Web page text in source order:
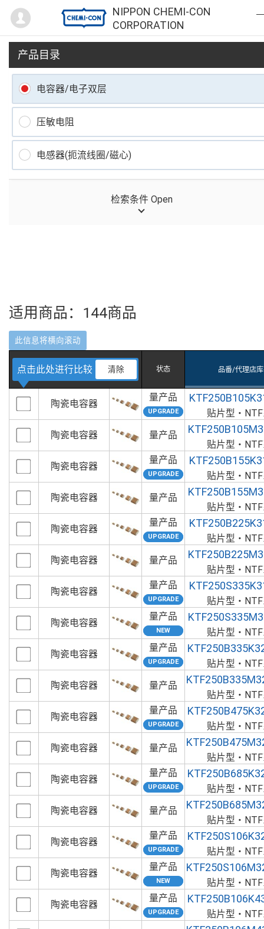
NIPPON CHEMI-CON
CORPORATION
Mypage
适用商品： 144商品
点击此处进行比较 清除 状态 品番/代理店
陶瓷电容器
量产品
贴片型・
陶瓷电容器
量产品
贴片型・
陶瓷电容器
量产品
贴片型・
陶瓷电容器
量产品
贴片型・
陶瓷电容器
量产品
贴片型・
陶瓷电容器
量产品
贴片型・
陶瓷电容器
量产品
贴片型・
陶瓷电容器
量产品
贴片型・
陶瓷电容器
量产品
贴片型・
陶瓷电容器
量产品
贴片型・
陶瓷电容器
量产品
贴片型・
陶瓷电容器
量产品
贴片型・
陶瓷电容器
量产品
贴片型・
陶瓷电容器
量产品
贴片型・
陶瓷电容器
量产品
贴片型・
陶瓷电容器
量产品
贴片型・
陶瓷电容器
量产品
贴片型・
产品目录
电容器/电子双层
压敏电阻
电感器(扼流线圈/磁心)
检索条件